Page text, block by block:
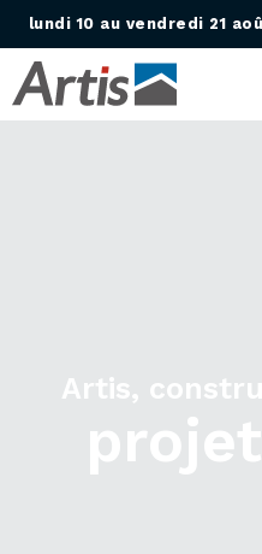
lundi 10 au vendredi 21
Artis,